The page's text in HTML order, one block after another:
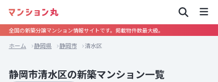
全国の新築分譲マンション情報サイトです。掲載物件数最大級。
ホーム 静岡県 静岡市 清水区
静岡市清水区の新築マンション一覧